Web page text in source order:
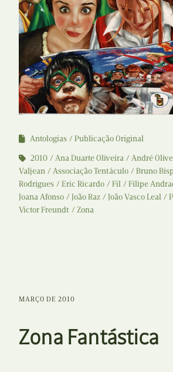
Antologias
Publicação Original
2010
Ana Duarte Oliveira André
Valjean
Associação Tentáculo Bruno
Rodrigues
Eric Ricardo Fil Filipe
Joana Afonso
João Raz João Vasco Leal
Victor Freundt
Zona
MARÇO DE 2010
Zona Fantástica